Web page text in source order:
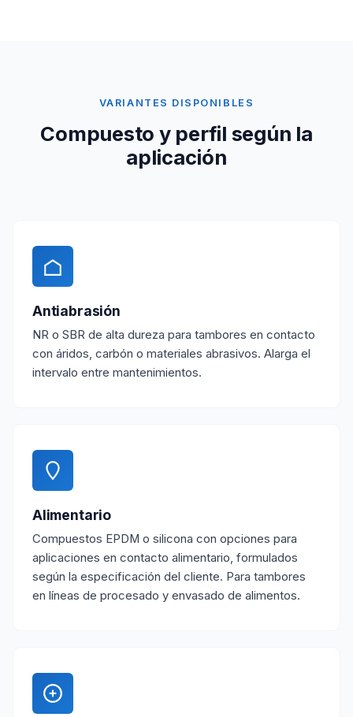
VARIANTES DISPONIBLES
Compuesto y perfil según la
aplicación
Antiabrasión
NR o SBR de alta dureza para tambores en contacto
con áridos, carbón o materiales abrasivos. Alarga el
intervalo entre mantenimientos.
Alimentario
Compuestos EPDM o silicona con opciones para
aplicaciones en contacto alimentario, formulados
según la especificación del cliente. Para tambores
en líneas de procesado y envasado de alimentos.